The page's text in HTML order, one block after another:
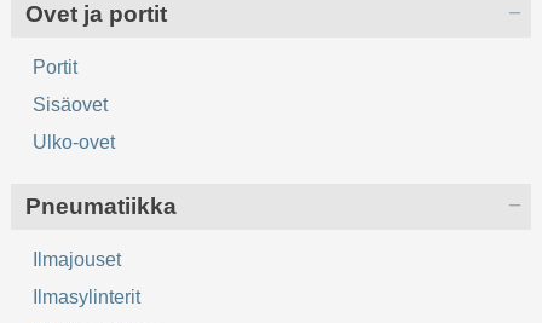
Ovet ja portit
Portit
Sisäovet
Ulko-ovet
Pneumatiikka
Ilmajouset
Ilmasylinterit